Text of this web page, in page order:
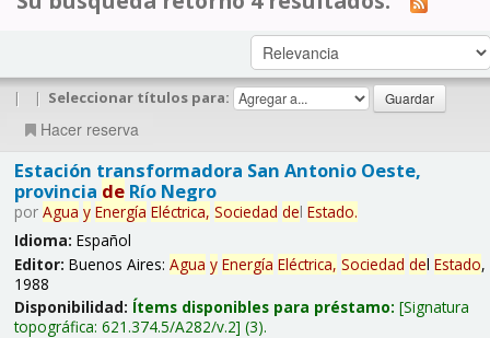
| | Seleccionar títulos para:
Hacer reserva
Estación transformadora San Antonio Oeste,
provincia deRío Negro
por Agua y Energía Eléctrica, Sociedad del Estado.
Idioma: Español
Editor: Buenos Aires: Agua y Energía Eléctrica, Sociedad del Estado,
1988
Disponibilidad: Ítems disponibles para préstamo: Signatura
topográfica: 621.374.5/A282/v.2 (3).